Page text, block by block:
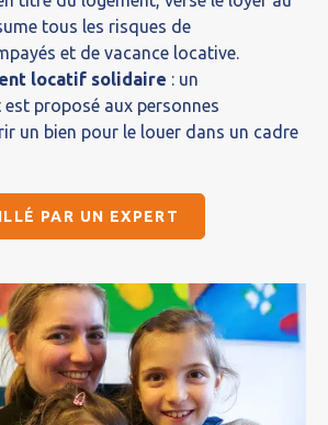
tous les risques de
et de vacance locative.
locatif solidaire : un
proposé aux personnes
un bien pour le louer dans un cadre
PAR UN EXPERT